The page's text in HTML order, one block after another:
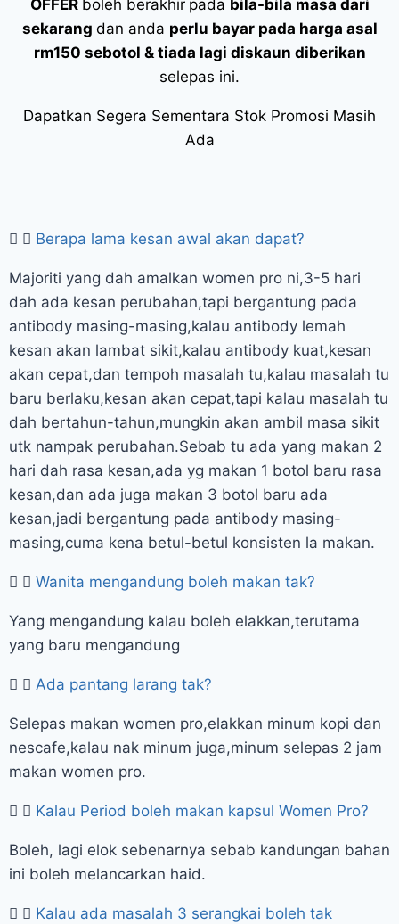
OFFER boleh berakhir pada bila-bila masa dari
sekarang dan anda perlu bayar pada harga asal
rm150 sebotol & tiada lagi diskaun diberikan
selepas ini.
Dapatkan Segera Sementara Stok Promosi Masih
Ada
Berapa lama kesan awal akan dapat?
Majoriti yang dah amalkan women pro ni,3-5 hari
dah ada kesan perubahan,tapi bergantung pada
antibody masing-masing,kalau antibody lemah
kesan akan lambat sikit,kalau antibody kuat,kesan
akan cepat,dan tempoh masalah tu,kalau masalah tu
baru berlaku,kesan akan cepat,tapi kalau masalah tu
dah bertahun-tahun,mungkin akan ambil masa sikit
utk nampak perubahan.Sebab tu ada yang makan 2
hari dah rasa kesan,ada yg makan 1 botol baru rasa
kesan,dan ada juga makan 3 botol baru ada
kesan,jadi bergantung pada antibody masing-
masing,cuma kena betul-betul konsisten la makan.
Wanita mengandung boleh makan tak?
Yang mengandung kalau boleh elakkan,terutama
yang baru mengandung
Ada pantang larang tak?
Selepas makan women pro,elakkan minum kopi dan
nescafe,kalau nak minum juga,minum selepas 2 jam
makan women pro.
Kalau Period boleh makan kapsul Women Pro?
Boleh, lagi elok sebenarnya sebab kandungan bahan
ini boleh melancarkan haid.
Kalau ada masalah 3 serangkai boleh tak